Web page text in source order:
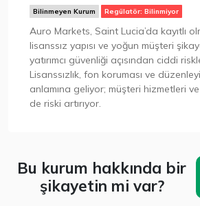
Bilinmeyen Kurum Regülatör: Bilinmiyor
Auro Markets, Saint Lucia’da kayıtlı
lisanssız yapısı ve yoğun müşteri
yatırımcı güvenliği açısından ciddi
Lisanssızlık, fon koruması ve
anlamına geliyor; müşteri hizmetleri
de riski artırıyor.
Bu kurum hakkında bir
şikayetin mi var?